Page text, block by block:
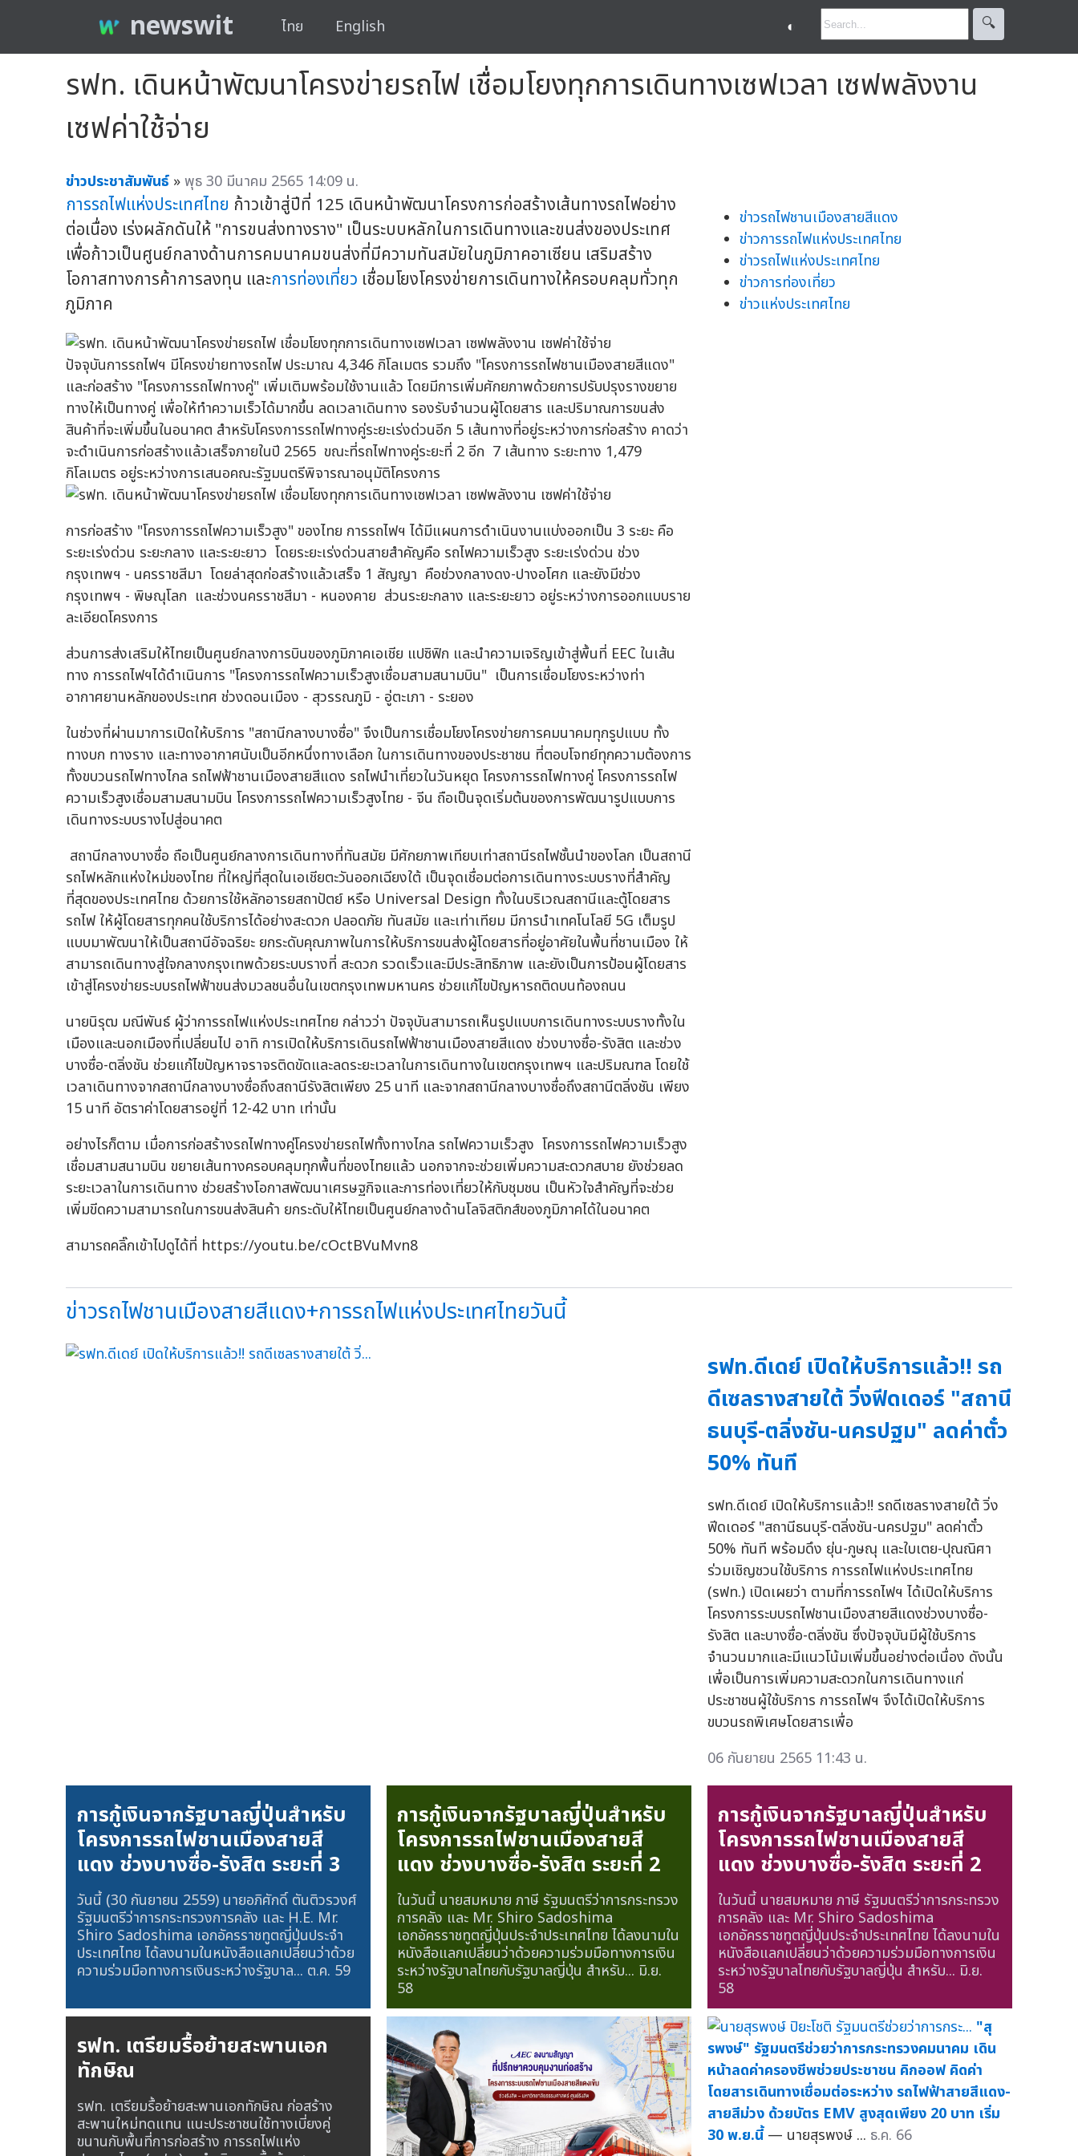
newswit ไทย English ◐ 🔍︎
รฟท. เดินหน้าพัฒนาโครงข่ายรถไฟ เชื่อมโยงทุกการเดินทางเซฟเวลา เซฟพลังงาน
เซฟค่าใช้จ่าย
ข่าวประชาสัมพันธ์ »พุธ 30 มีนาคม 2565 14:09 น.
การรถไฟแห่งประเทศไทย ก้าวเข้าสู่ปีที่ 125 เดินหน้าพัฒนาโครงการก่อสร้างเส้นทางรถไฟอย่าง
ต่อเนื่อง เร่งผลักดันให้ "การขนส่งทางราง" เป็นระบบหลักในการเดินทางและขนส่งของประเทศ
เพื่อก้าวเป็นศูนย์กลางด้านการคมนาคมขนส่งที่มีความทันสมัยในภูมิภาคอาเซียน เสริมสร้าง
โอกาสทางการค้าการลงทุน และการท่องเที่ยว เชื่อมโยงโครงข่ายการเดินทางให้ครอบคลุมทั่วทุก
ภูมิภาค
ปัจจุบันการรถไฟฯ มีโครงข่ายทางรถไฟ ประมาณ 4,346 กิโลเมตร รวมถึง "โครงการรถไฟชานเมืองสายสีแดง"
และก่อสร้าง "โครงการรถไฟทางคู่" เพิ่มเติมพร้อมใช้งานแล้ว โดยมีการเพิ่มศักยภาพด้วยการปรับปรุงรางขยาย
ทางให้เป็นทางคู่ เพื่อให้ทำความเร็วได้มากขึ้น ลดเวลาเดินทาง รองรับจำนวนผู้โดยสาร และปริมาณการขนส่ง
สินค้าที่จะเพิ่มขึ้นในอนาคต สำหรับโครงการรถไฟทางคู่ระยะเร่งด่วนอีก 5 เส้นทางที่อยู่ระหว่างการก่อสร้าง คาดว่า
จะดำเนินการก่อสร้างแล้วเสร็จภายในปี 2565 ขณะที่รถไฟทางคู่ระยะที่ 2 อีก 7 เส้นทาง ระยะทาง 1,479
กิโลเมตร อยู่ระหว่างการเสนอคณะรัฐมนตรีพิจารณาอนุมัติโครงการ
การก่อสร้าง "โครงการรถไฟความเร็วสูง" ของไทย การรถไฟฯ ได้มีแผนการดำเนินงานแบ่งออกเป็น 3 ระยะ คือ
ระยะเร่งด่วน ระยะกลาง และระยะยาว โดยระยะเร่งด่วนสายสำคัญคือ รถไฟความเร็วสูง ระยะเร่งด่วน ช่วง
กรุงเทพฯ - นครราชสีมา โดยล่าสุดก่อสร้างแล้วเสร็จ 1 สัญญา คือช่วงกลางดง-ปางอโศก และยังมีช่วง
กรุงเทพฯ - พิษณุโลก และช่วงนครราชสีมา - หนองคาย ส่วนระยะกลาง และระยะยาว อยู่ระหว่างการออกแบบราย
ละเอียดโครงการ
ส่วนการส่งเสริมให้ไทยเป็นศูนย์กลางการบินของภูมิภาคเอเชีย แปซิฟิก และนำความเจริญเข้าสู่พื้นที่ EEC ในเส้น
ทาง การรถไฟฯได้ดำเนินการ "โครงการรถไฟความเร็วสูงเชื่อมสามสนามบิน" เป็นการเชื่อมโยงระหว่างท่า
อากาศยานหลักของประเทศ ช่วงดอนเมือง - สุวรรณภูมิ - อู่ตะเภา - ระยอง
ในช่วงที่ผ่านมาการเปิดให้บริการ "สถานีกลางบางซื่อ" จึงเป็นการเชื่อมโยงโครงข่ายการคมนาคมทุกรูปแบบ ทั้ง
ทางบก ทางราง และทางอากาศนับเป็นอีกหนึ่งทางเลือก ในการเดินทางของประชาชน ที่ตอบโจทย์ทุกความต้องการ
ทั้งขบวนรถไฟทางไกล รถไฟฟ้าชานเมืองสายสีแดง รถไฟนำเที่ยวในวันหยุด โครงการรถไฟทางคู่ โครงการรถไฟ
ความเร็วสูงเชื่อมสามสนามบิน โครงการรถไฟความเร็วสูงไทย - จีน ถือเป็นจุดเริ่มต้นของการพัฒนารูปแบบการ
เดินทางระบบรางไปสู่อนาคต
สถานีกลางบางซื่อ ถือเป็นศูนย์กลางการเดินทางที่ทันสมัย มีศักยภาพเทียบเท่าสถานีรถไฟชั้นนำของโลก เป็นสถานี
รถไฟหลักแห่งใหม่ของไทย ที่ใหญ่ที่สุดในเอเชียตะวันออกเฉียงใต้ เป็นจุดเชื่อมต่อการเดินทางระบบรางที่สำคัญ
ที่สุดของประเทศไทย ด้วยการใช้หลักอารยสถาปัตย์ หรือ Universal Design ทั้งในบริเวณสถานีและตู้โดยสาร
รถไฟ ให้ผู้โดยสารทุกคนใช้บริการได้อย่างสะดวก ปลอดภัย ทันสมัย และเท่าเทียม มีการนำเทคโนโลยี 5G เต็มรูป
แบบมาพัฒนาให้เป็นสถานีอัจฉริยะ ยกระดับคุณภาพในการให้บริการขนส่งผู้โดยสารที่อยู่อาศัยในพื้นที่ชานเมือง ให้
สามารถเดินทางสู่ใจกลางกรุงเทพด้วยระบบรางที่ สะดวก รวดเร็วและมีประสิทธิภาพ และยังเป็นการป้อนผู้โดยสาร
เข้าสู่โครงข่ายระบบรถไฟฟ้าขนส่งมวลชนอื่นในเขตกรุงเทพมหานคร ช่วยแก้ไขปัญหารถติดบนท้องถนน
นายนิรุฒ มณีพันธ์ ผู้ว่าการรถไฟแห่งประเทศไทย กล่าวว่า ปัจจุบันสามารถเห็นรูปแบบการเดินทางระบบรางทั้งใน
เมืองและนอกเมืองที่เปลี่ยนไป อาทิ การเปิดให้บริการเดินรถไฟฟ้าชานเมืองสายสีแดง ช่วงบางซื่อ-รังสิต และช่วง
บางซื่อ-ตลิ่งชัน ช่วยแก้ไขปัญหาจราจรติดขัดและลดระยะเวลาในการเดินทางในเขตกรุงเทพฯ และปริมณฑล โดยใช้
เวลาเดินทางจากสถานีกลางบางซื่อถึงสถานีรังสิตเพียง 25 นาที และจากสถานีกลางบางซื่อถึงสถานีตลิ่งชัน เพียง
15 นาที อัตราค่าโดยสารอยู่ที่ 12-42 บาท เท่านั้น
อย่างไรก็ตาม เมื่อการก่อสร้างรถไฟทางคู่โครงข่ายรถไฟทั้งทางไกล รถไฟความเร็วสูง โครงการรถไฟความเร็วสูง
เชื่อมสามสนามบิน ขยายเส้นทางครอบคลุมทุกพื้นที่ของไทยแล้ว นอกจากจะช่วยเพิ่มความสะดวกสบาย ยังช่วยลด
ระยะเวลาในการเดินทาง ช่วยสร้างโอกาสพัฒนาเศรษฐกิจและการท่องเที่ยวให้กับชุมชน เป็นหัวใจสำคัญที่จะช่วย
เพิ่มขีดความสามารถในการขนส่งสินค้า ยกระดับให้ไทยเป็นศูนย์กลางด้านโลจิสติกส์ของภูมิภาคได้ในอนาคต
สามารถคลิ๊กเข้าไปดูได้ที่ https://youtu.be/cOctBVuMvn8
ข่าวรถไฟชานเมืองสายสีแดง
ข่าวการรถไฟแห่งประเทศไทย
ข่าวรถไฟแห่งประเทศไทย
ข่าวการท่องเที่ยว
ข่าวแห่งประเทศไทย
ข่าวรถไฟชานเมืองสายสีแดง+การรถไฟแห่งประเทศไทยวันนี้
รฟท.ดีเดย์ เปิดให้บริการแล้ว!! รถ
ดีเซลรางสายใต้ วิ่งฟีดเดอร์ "สถานี
ธนบุรี-ตลิ่งชัน-นครปฐม" ลดค่าตั๋ว
50% ทันที
รฟท.ดีเดย์ เปิดให้บริการแล้ว!! รถดีเซลรางสายใต้ วิ่ง
ฟีดเดอร์ "สถานีธนบุรี-ตลิ่งชัน-นครปฐม" ลดค่าตั๋ว
50% ทันที พร้อมดึง ยุ่น-ภูษณุ และใบเตย-ปุณณิศา
ร่วมเชิญชวนใช้บริการ การรถไฟแห่งประเทศไทย
(รฟท.) เปิดเผยว่า ตามที่การรถไฟฯ ได้เปิดให้บริการ
โครงการระบบรถไฟชานเมืองสายสีแดงช่วงบางซื่อ-
รังสิต และบางซื่อ-ตลิ่งชัน ซึ่งปัจจุบันมีผู้ใช้บริการ
จำนวนมากและมีแนวโน้มเพิ่มขึ้นอย่างต่อเนื่อง ดังนั้น
เพื่อเป็นการเพิ่มความสะดวกในการเดินทางแก่
ประชาชนผู้ใช้บริการ การรถไฟฯ จึงได้เปิดให้บริการ
ขบวนรถพิเศษโดยสารเพื่อ
06 กันยายน 2565 11:43 น.
การกู้เงินจากรัฐบาลญี่ปุ่นสำหรับ
โครงการรถไฟชานเมืองสายสี
แดง ช่วงบางซื่อ-รังสิต ระยะที่ 3
วันนี้ (30 กันยายน 2559) นายอภิศักดิ์ ตันติวรวงศ์
รัฐมนตรีว่าการกระทรวงการคลัง และ H.E. Mr.
Shiro Sadoshima เอกอัครราชทูตญี่ปุ่นประจำ
ประเทศไทย ได้ลงนามในหนังสือแลกเปลี่ยนว่าด้วย
ความร่วมมือทางการเงินระหว่างรัฐบาล... ต.ค. 59
การกู้เงินจากรัฐบาลญี่ปุ่นสำหรับ
โครงการรถไฟชานเมืองสายสี
แดง ช่วงบางซื่อ-รังสิต ระยะที่ 2
ในวันนี้ นายสมหมาย ภาษี รัฐมนตรีว่าการกระทรวง
การคลัง และ Mr. Shiro Sadoshima
เอกอัครราชทูตญี่ปุ่นประจำประเทศไทย ได้ลงนามใน
หนังสือแลกเปลี่ยนว่าด้วยความร่วมมือทางการเงิน
ระหว่างรัฐบาลไทยกับรัฐบาลญี่ปุ่น สำหรับ... มิ.ย.
58
การกู้เงินจากรัฐบาลญี่ปุ่นสำหรับ
โครงการรถไฟชานเมืองสายสี
แดง ช่วงบางซื่อ-รังสิต ระยะที่ 2
ในวันนี้ นายสมหมาย ภาษี รัฐมนตรีว่าการกระทรวง
การคลัง และ Mr. Shiro Sadoshima
เอกอัครราชทูตญี่ปุ่นประจำประเทศไทย ได้ลงนามใน
หนังสือแลกเปลี่ยนว่าด้วยความร่วมมือทางการเงิน
ระหว่างรัฐบาลไทยกับรัฐบาลญี่ปุ่น สำหรับ... มิ.ย.
58
รฟท. เตรียมรื้อย้ายสะพานเอก
ทักษิณ
รฟท. เตรียมรื้อย้ายสะพานเอกทักษิณ ก่อสร้าง
สะพานใหม่ทดแทน แนะประชาชนใช้ทางเบี่ยงคู่
ขนานกับพื้นที่การก่อสร้าง การรถไฟแห่ง
"สุ
รพงษ์" รัฐมนตรีช่วยว่าการกระทรวงคมนาคม เดิน
หน้าลดค่าครองชีพช่วยประชาชน คิกออฟ คิดค่า
โดยสารเดินทางเชื่อมต่อระหว่าง รถไฟฟ้าสายสีแดง-
สายสีม่วง ด้วยบัตร EMV สูงสุดเพียง 20 บาท เริ่ม
30 พ.ย.นี้ — นายสุรพงษ์ ... ธ.ค. 66